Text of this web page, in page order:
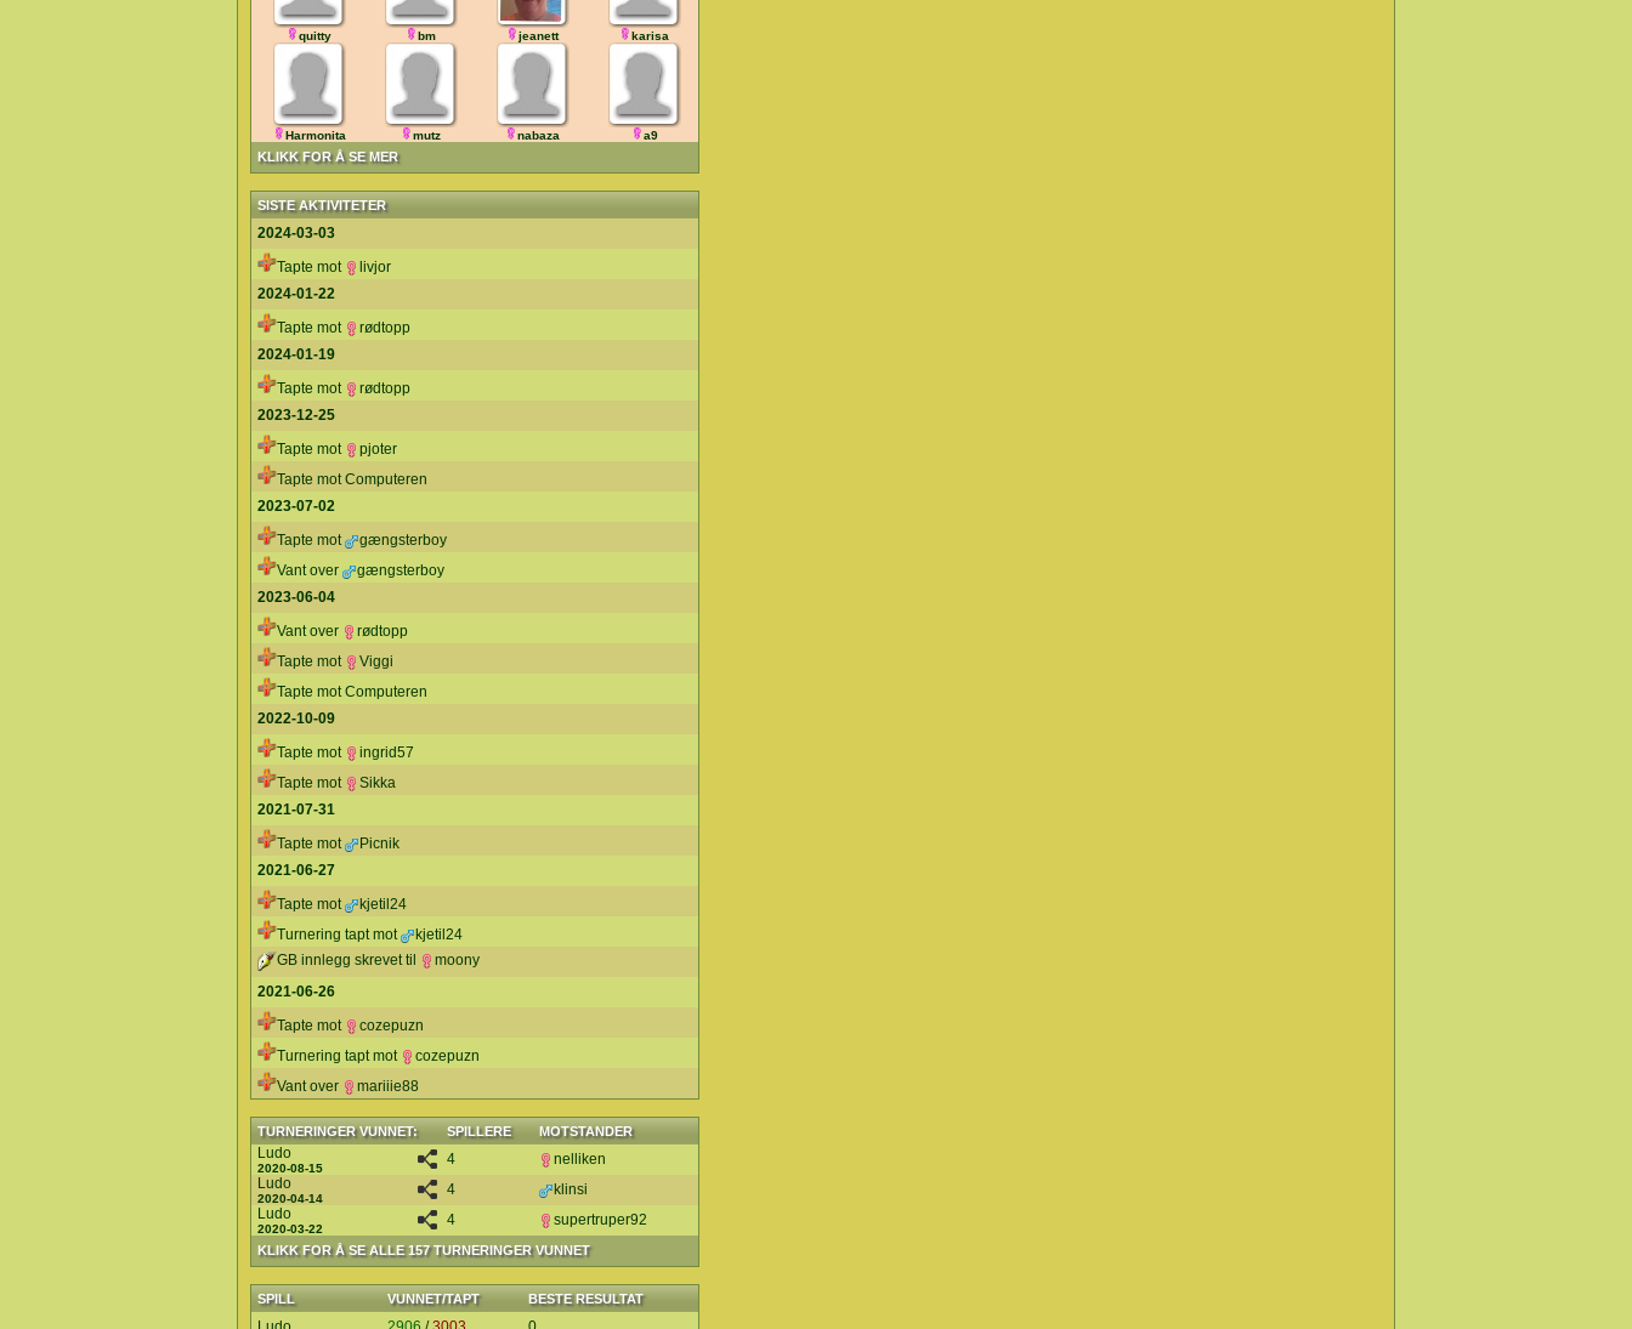
KLIKK FOR Å SE MER
quitty bm jeanett karisa
Harmonita mutz nabaza a9
SISTE AKTIVITETER
2024-03-03
Tapte mot
livjor
2024-01-22
Tapte mot
rødtopp
2024-01-19
Tapte mot
rødtopp
2023-12-25
Tapte mot
pjoter
Tapte mot Computeren
2023-07-02
Tapte mot
gængsterboy
Vant over
gængsterboy
2023-06-04
Vant over
rødtopp
Tapte mot
Viggi
Tapte mot Computeren
2022-10-09
Tapte mot
ingrid57
Tapte mot
Sikka
2021-07-31
Tapte mot
Picnik
2021-06-27
Tapte mot
kjetil24
Turnering tapt mot
kjetil24
GB innlegg skrevet til
moony
2021-06-26
Tapte mot
cozepuzn
Turnering tapt mot
cozepuzn
Vant over
mariiie88
TURNERINGER VUNNET: SPILLERE MOTSTANDER
KLIKK FOR Å SE ALLE 157 TURNERINGER VUNNET
Ludo
2020-08-15
4
nelliken
Ludo
2020-04-14
4
klinsi
Ludo
2020-03-22
4 supertruper92
SPILL VUNNET/TAPT BESTE RESULTAT